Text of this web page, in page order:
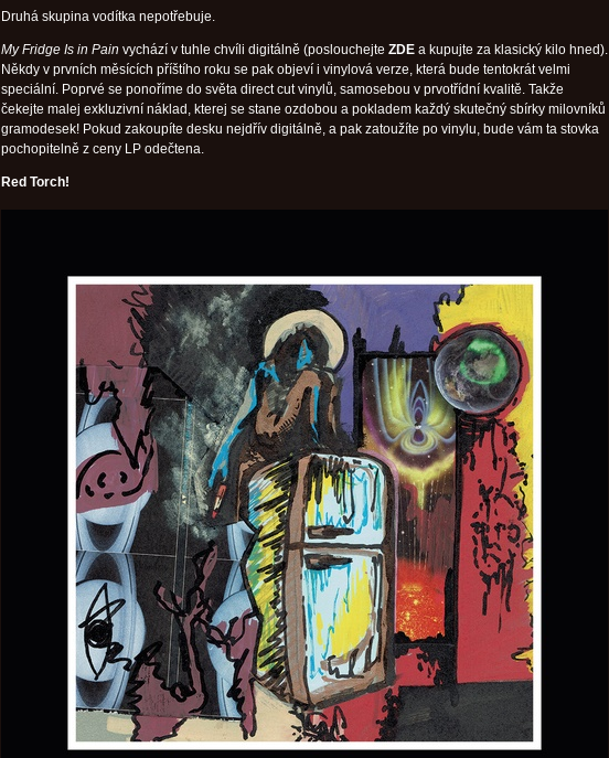
Druhá skupina vodítka nepotřebuje.
My Fridge Is in Pain vychází v tuhle chvíli digitálně (poslouchejte ZDE a kupujte za klasický kilo hned).
Někdy v prvních měsících příštího roku se pak objeví i vinylová verze, která bude tentokrát velmi
speciální. Poprvé se ponoříme do světa direct cut vinylů, samosebou v prvotřídní kvalitě. Takže
čekejte malej exkluzivní náklad, kterej se stane ozdobou a pokladem každý skutečný sbírky milovníků
gramodesek! Pokud zakoupíte desku nejdřív digitálně, a pak zatoužíte po vinylu, bude vám ta stovka
pochopitelně z ceny LP odečtena.
Red Torch!